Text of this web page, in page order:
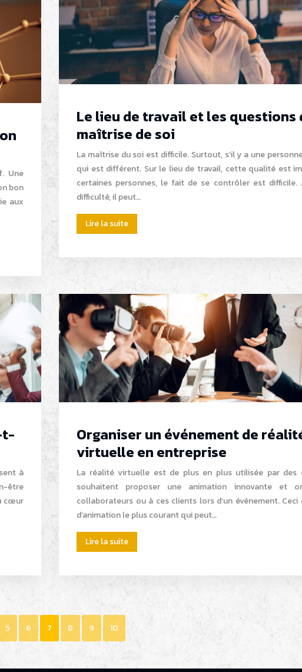
Une
bon
aux
Le lieu de travail et les questions
maîtrise de soi
La maîtrise du soi est difficile. Surtout, s’il y a une
qui est différent. Sur le lieu de travail, cette qualité est
certaines personnes, le fait de se contrôler est difficile.
difficulté, il peut…
Lire la suite
t-
à
être
cœur
Organiser un événement de
virtuelle en entreprise
La réalité virtuelle est de plus en plus utilisée par des
souhaitent proposer une animation innovante et
collaborateurs ou à ces clients lors d’un événement.
d’animation le plus courant qui peut…
Lire la suite
5 6 7 8 9 10